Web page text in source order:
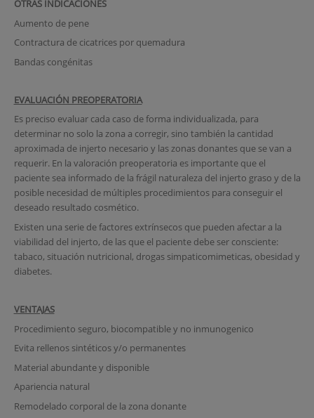
OTRAS INDICACIONES
Aumento de pene
Contractura de cicatrices por quemadura
Bandas congénitas
EVALUACIÓN PREOPERATORIA
Es preciso evaluar cada caso de forma individualizada, para
determinar no solo la zona a corregir, sino también la cantidad
aproximada de injerto necesario y las zonas donantes que se van a
requerir. En la valoración preoperatoria es importante que el
paciente sea informado de la frágil naturaleza del injerto graso y de la
posible necesidad de múltiples procedimientos para conseguir el
deseado resultado cosmético.
Existen una serie de factores extrínsecos que pueden afectar a la
viabilidad del injerto, de las que el paciente debe ser consciente:
tabaco, situación nutricional, drogas simpaticomimeticas, obesidad y
diabetes.
VENTAJAS
Procedimiento seguro, biocompatible y no inmunogenico
Evita rellenos sintéticos y/o permanentes
Material abundante y disponible
Apariencia natural
Remodelado corporal de la zona donante